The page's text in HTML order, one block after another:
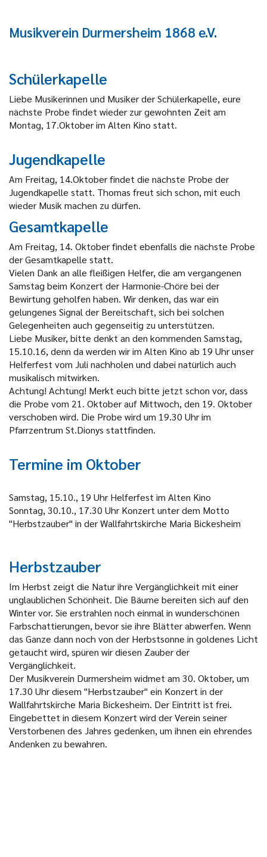
Musikverein Durmersheim 1868 e.V.
Schülerkapelle
Liebe Musikerinnen und Musiker der Schülerkapelle, eure
nächste Probe findet wieder zur gewohnten Zeit am
Montag, 17.Oktober im Alten Kino statt.
Jugendkapelle
Am Freitag, 14.Oktober findet die nächste Probe der
Jugendkapelle statt. Thomas freut sich schon, mit euch
wieder Musik machen zu dürfen.
Gesamtkapelle
Am Freitag, 14. Oktober findet ebenfalls die nächste Probe
der Gesamtkapelle statt.
Vielen Dank an alle fleißigen Helfer, die am vergangenen
Samstag beim Konzert der Harmonie-Chöre bei der
Bewirtung geholfen haben. Wir denken, das war ein
gelungenes Signal der Bereitschaft, sich bei solchen
Gelegenheiten auch gegenseitig zu unterstützen.
Liebe Musiker, bitte denkt an den kommenden Samstag,
15.10.16, denn da werden wir im Alten Kino ab 19 Uhr unser
Helferfest vom Juli nachholen und dabei natürlich auch
musikalisch mitwirken.
Achtung! Achtung! Merkt euch bitte jetzt schon vor, dass
die Probe vom 21. Oktober auf Mittwoch, den 19. Oktober
verschoben wird. Die Probe wird um 19.30 Uhr im
Pfarrzentrum St.Dionys stattfinden.
Termine im Oktober
Samstag, 15.10., 19 Uhr Helferfest im Alten Kino
Sonntag, 30.10., 17.30 Uhr Konzert unter dem Motto
"Herbstzauber" in der Wallfahrtskirche Maria Bickesheim
Herbstzauber
Im Herbst zeigt die Natur ihre Vergänglichkeit mit einer
unglaublichen Schönheit. Die Bäume bereiten sich auf den
Winter vor. Sie erstrahlen noch einmal in wunderschönen
Farbschattierungen, bevor sie ihre Blätter abwerfen. Wenn
das Ganze dann noch von der Herbstsonne in goldenes Licht
getaucht wird, spüren wir diesen Zauber der
Vergänglichkeit.
Der Musikverein Durmersheim widmet am 30. Oktober, um
17.30 Uhr diesem "Herbstzauber" ein Konzert in der
Wallfahrtskirche Maria Bickesheim. Der Eintritt ist frei.
Eingebettet in diesem Konzert wird der Verein seiner
Verstorbenen des Jahres gedenken, um ihnen ein ehrendes
Andenken zu bewahren.